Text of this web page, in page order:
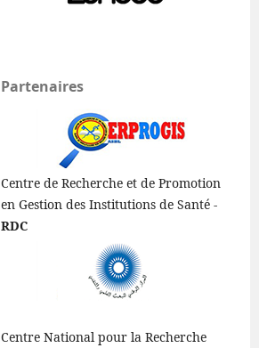
Partenaires
Centre de Recherche et de Promotion
en Gestion des Institutions de Santé -
RDC
Centre National pour la Recherche